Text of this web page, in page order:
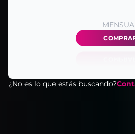
¿No es lo que estás buscando?